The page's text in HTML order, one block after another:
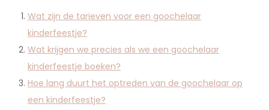
Wat zijn de tarieven voor een goochelaar
kinderfeestje?
Wat krijgen we precies als we een goochelaar
kinderfeestje boeken?
Hoe lang duurt het optreden van de goochelaar op
een kinderfeestje?